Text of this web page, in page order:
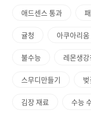
애드센스 통과
귤청 아쿠아리
불수능 레몬생강
스무디만들기
김장 재료 수능